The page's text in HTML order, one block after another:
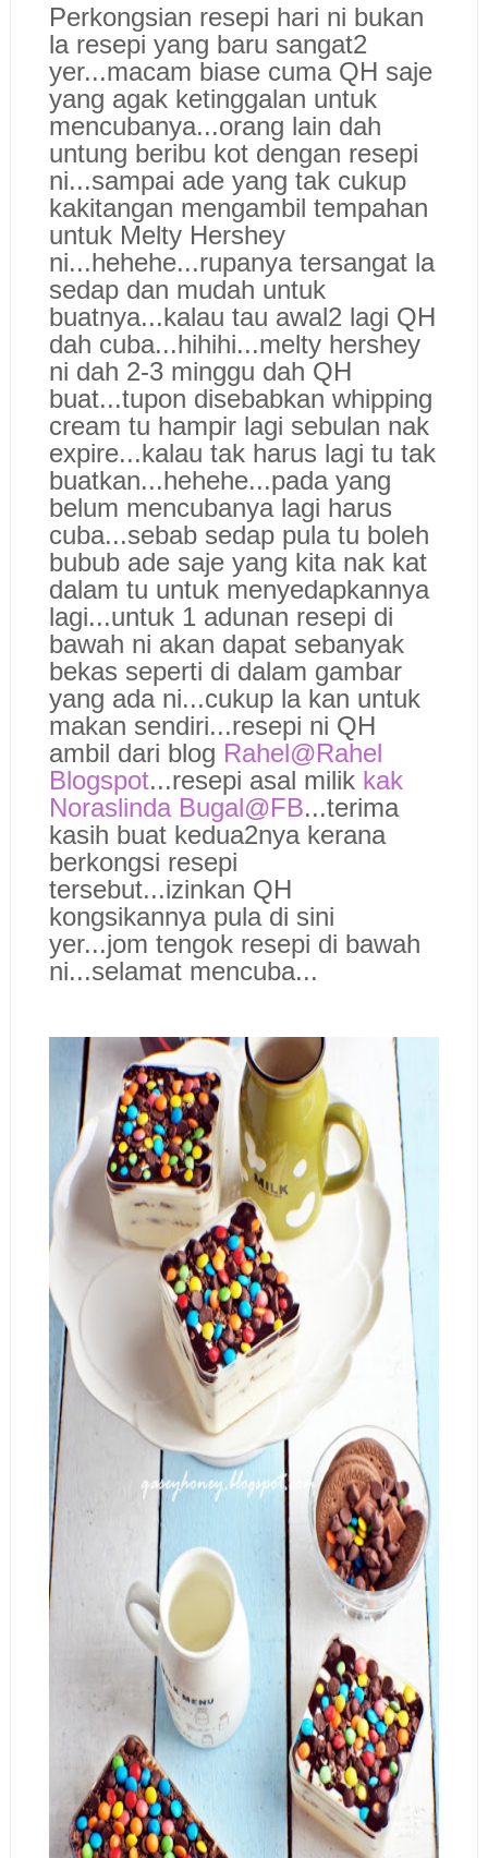
Perkongsian resepi hari ni bukan
la resepi yang baru sangat2
yer...macam biase cuma QH saje
yang agak ketinggalan untuk
mencubanya...orang lain dah
untung beribu kot dengan resepi
ni...sampai ade yang tak cukup
kakitangan mengambil tempahan
untuk Melty Hershey
ni...hehehe...rupanya tersangat la
sedap dan mudah untuk
buatnya...kalau tau awal2 lagi QH
dah cuba...hihihi...melty hershey
ni dah 2-3 minggu dah QH
buat...tupon disebabkan whipping
cream tu hampir lagi sebulan nak
expire...kalau tak harus lagi tu tak
buatkan...hehehe...pada yang
belum mencubanya lagi harus
cuba...sebab sedap pula tu boleh
bubub ade saje yang kita nak kat
dalam tu untuk menyedapkannya
lagi...untuk 1 adunan resepi di
bawah ni akan dapat sebanyak
bekas seperti di dalam gambar
yang ada ni...cukup la kan untuk
makan sendiri...resepi ni QH
ambil dari blog Rahel@Rahel
Blogspot...resepi asal milik kak
Noraslinda Bugal@FB...terima
kasih buat kedua2nya kerana
berkongsi resepi
tersebut...izinkan QH
kongsikannya pula di sini
yer...jom tengok resepi di bawah
ni...selamat mencuba...